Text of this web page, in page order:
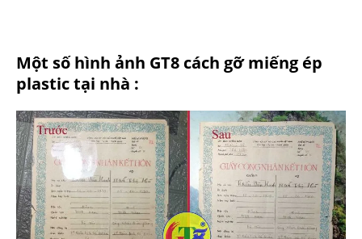
Một số hình ảnh GT8 cách gỡ miếng ép
plastic tại nhà :